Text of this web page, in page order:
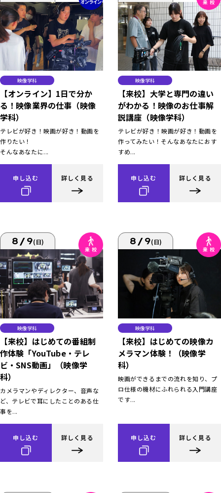
映像学科
【オンライン】1日で分か
る！映像業界の仕事（映像
学科）
テレビが好き！映画が好き！動画を
作りたい！
そんなあなたに...
申し込む 詳しく見る
映像学科
【来校】大学と専門の違い
がわかる！映像のお仕事解
説講座（映像学科）
テレビが好き！映画が好き！動画を
作ってみたい！そんなあなたにおす
すめ...
申し込む 詳しく見る
8/9(日)
映像学科
【来校】はじめての番組制
作体験「YouTube・テレ
ビ・SNS動画」（映像学
科）
カメラマンやディレクター、音声な
ど、テレビで耳にしたことのある仕
事を...
申し込む 詳しく見る
8/9(日)
映像学科
【来校】はじめての映像カ
メラマン体験！（映像学
科）
映画ができるまでの流れを知り、プ
ロ仕様の機材にふれられる入門講座
です...
申し込む 詳しく見る